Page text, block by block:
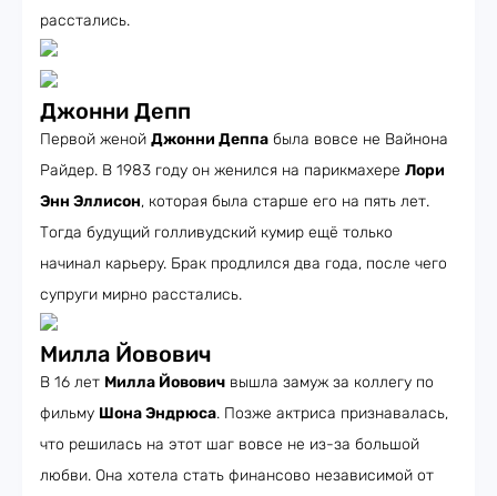
расстались.
Джонни Депп
Первой женой Джонни Деппа была вовсе не Вайнона
Райдер. В 1983 году он женился на парикмахере Лори
Энн Эллисон, которая была старше его на пять лет.
Тогда будущий голливудский кумир ещё только
начинал карьеру. Брак продлился два года, после чего
супруги мирно расстались.
Милла Йовович
В 16 лет Милла Йовович вышла замуж за коллегу по
фильму Шона Эндрюса. Позже актриса признавалась,
что решилась на этот шаг вовсе не из-за большой
любви. Она хотела стать финансово независимой от